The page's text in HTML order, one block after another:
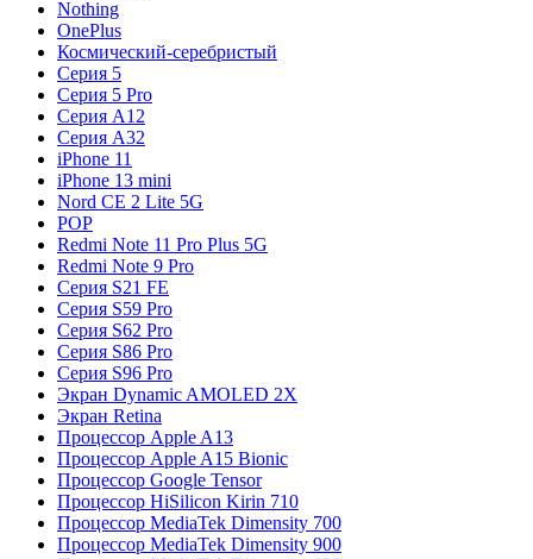
Nothing
OnePlus
Космический-серебристый
Серия 5
Серия 5 Pro
Серия A12
Серия A32
iPhone 11
iPhone 13 mini
Nord CE 2 Lite 5G
POP
Redmi Note 11 Pro Plus 5G
Redmi Note 9 Pro
Серия S21 FE
Серия S59 Pro
Серия S62 Pro
Серия S86 Pro
Серия S96 Pro
Экран Dynamic AMOLED 2X
Экран Retina
Процессор Apple A13
Процессор Apple A15 Bionic
Процессор Google Tensor
Процессор HiSilicon Kirin 710
Процессор MediaTek Dimensity 700
Процессор MediaTek Dimensity 900